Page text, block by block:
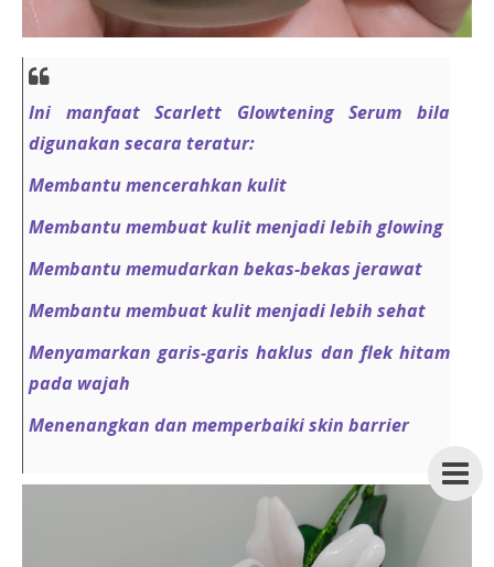
Ini manfaat Scarlett Glowtening Serum bila
digunakan secara teratur:
Membantu mencerahkan kulit
Membantu membuat kulit menjadi lebih glowing
Membantu memudarkan bekas-bekas jerawat
Membantu membuat kulit menjadi lebih sehat
Menyamarkan garis-garis haklus dan flek hitam
pada wajah
Menenangkan dan memperbaiki skin barrier